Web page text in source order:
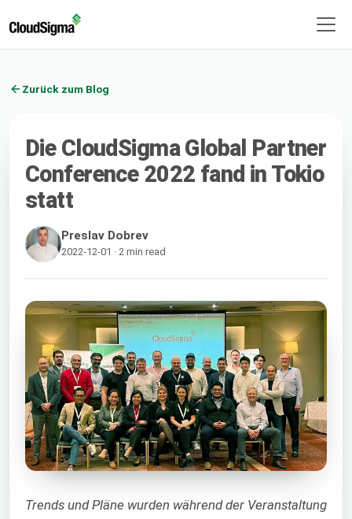
Zurück zum Blog
Die CloudSigma Global Partner
Conference 2022 fand in Tokio
statt
Preslav Dobrev
2022-12-01 · 2 min read
Trends und Pläne wurden während der Veranstaltung